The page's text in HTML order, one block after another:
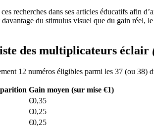
recherches dans ses articles éducatifs afin
du stimulus visuel que du gain réel,
des multiplicateurs éclair
12 numéros éligibles parmi les 37 (ou 38)
Gain moyen (sur mise €1)
€0,35
€0,25
€0,25